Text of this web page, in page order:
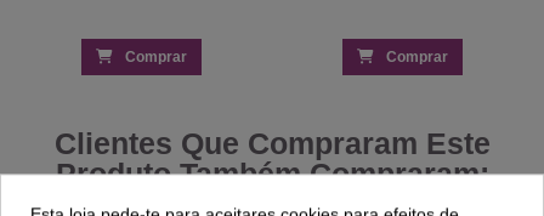
Comprar Comprar
Clientes Que Compraram Este
Produto Também Compraram: